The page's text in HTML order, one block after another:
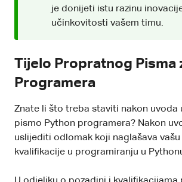
je donijeti istu razinu
učinkovitosti vašem timu.
Tijelo Propratnog Pisma
Programera
Znate li što treba staviti nakon uvoda
pismo Python programera? Nakon
uslijediti odlomak koji naglašava
kvalifikacije u programiranju u